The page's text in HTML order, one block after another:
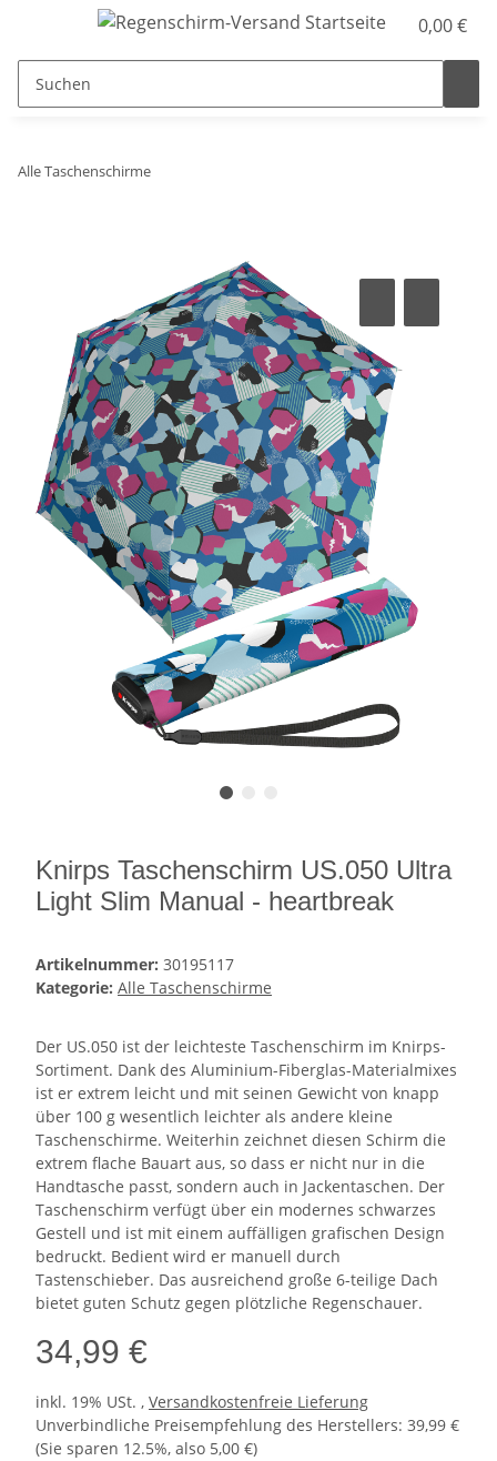
0,00 €
Alle Taschenschirme
Knirps Taschenschirm US.050 Ultra
Light Slim Manual - heartbreak
Artikelnummer: 30195117
Kategorie: Alle Taschenschirme
Der US.050 ist der leichteste Taschenschirm im Knirps-
Sortiment. Dank des Aluminium-Fiberglas-Materialmixes
ist er extrem leicht und mit seinen Gewicht von knapp
über 100 g wesentlich leichter als andere kleine
Taschenschirme. Weiterhin zeichnet diesen Schirm die
extrem flache Bauart aus, so dass er nicht nur in die
Handtasche passt, sondern auch in Jackentaschen. Der
Taschenschirm verfügt über ein modernes schwarzes
Gestell und ist mit einem auffälligen grafischen Design
bedruckt. Bedient wird er manuell durch
Tastenschieber. Das ausreichend große 6-teilige Dach
bietet guten Schutz gegen plötzliche Regenschauer.
34,99 €
inkl. 19% USt. , Versandkostenfreie Lieferung
Unverbindliche Preisempfehlung des Herstellers: 39,99 €
(Sie sparen 12.5%, also 5,00 €)